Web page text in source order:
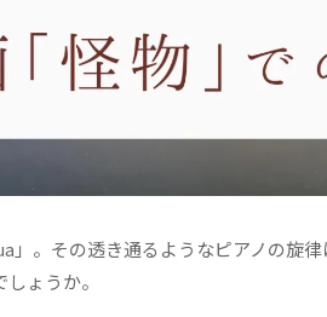
」。その透き通るようなピアノの旋
ょうか。